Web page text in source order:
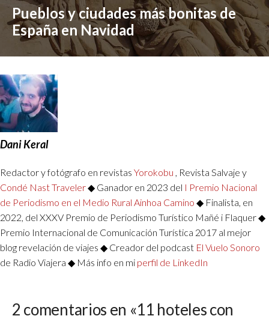
Pueblos y ciudades más bonitas de
España en Navidad
Dani Keral
Redactor y fotógrafo en revistas Yorokobu , Revista Salvaje y
Condé Nast Traveler◆ Ganador en 2023 del I Premio Nacional
de Periodismo en el Medio Rural Ainhoa Camino ◆ Finalista, en
2022, del XXXV Premio de Periodismo Turístico Mañé i Flaquer ◆
Premio Internacional de Comunicación Turística 2017 al mejor
blog revelación de viajes ◆ Creador del podcast El Vuelo Sonoro
de Radio Viajera ◆ Más info en mi perfil de LinkedIn
2 comentarios en «11 hoteles con